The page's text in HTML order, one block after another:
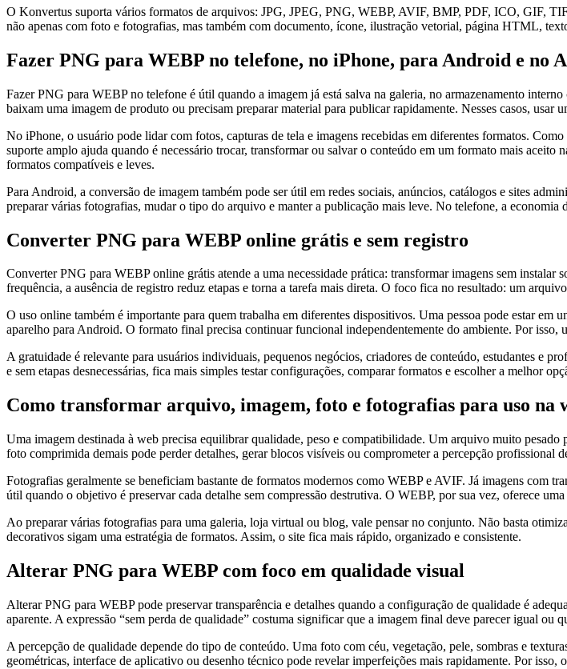
O Konvertus suporta vários formatos de arquivos: JPG, JPEG, PNG, WEBP, AVIF, BMP, PDF, ICO,
não apenas com foto e fotografias, mas também com documento, ícone, ilustração vetorial, página HTML,
Fazer PNG para WEBP no telefone, no iPhone, para Android e no
Fazer PNG para WEBP no telefone é útil quando a imagem já está salva na galeria, no armazenamento
baixam uma imagem de produto ou precisam preparar material para publicar rapidamente. Nesses casos, usar
No iPhone, o usuário pode lidar com fotos, capturas de tela e imagens recebidas em diferentes formatos.
suporte amplo ajuda quando é necessário trocar, transformar ou salvar o conteúdo em um formato mais
formatos compatíveis e leves.
Para Android, a conversão de imagem também pode ser útil em redes sociais, anúncios, catálogos e sites
preparar várias fotografias, mudar o tipo do arquivo e manter a publicação mais leve. No telefone, a
Converter PNG para WEBP online grátis e sem registro
Converter PNG para WEBP online grátis atende a uma necessidade prática: transformar imagens sem
frequência, a ausência de registro reduz etapas e torna a tarefa mais direta. O foco fica no resultado: um
O uso online também é importante para quem trabalha em diferentes dispositivos. Uma pessoa pode estar
aparelho para Android. O formato final precisa continuar funcional independentemente do ambiente. Por isso,
A gratuidade é relevante para usuários individuais, pequenos negócios, criadores de conteúdo, estudantes e
e sem etapas desnecessárias, fica mais simples testar configurações, comparar formatos e escolher a melhor
Como transformar arquivo, imagem, foto e fotografias para uso na
Uma imagem destinada à web precisa equilibrar qualidade, peso e compatibilidade. Um arquivo muito
foto comprimida demais pode perder detalhes, gerar blocos visíveis ou comprometer a percepção profissional
Fotografias geralmente se beneficiam bastante de formatos modernos como WEBP e AVIF. Já imagens com
útil quando o objetivo é preservar cada detalhe sem compressão destrutiva. O WEBP, por sua vez, oferece
Ao preparar várias fotografias para uma galeria, loja virtual ou blog, vale pensar no conjunto. Não basta
decorativos sigam uma estratégia de formatos. Assim, o site fica mais rápido, organizado e consistente.
Alterar PNG para WEBP com foco em qualidade visual
Alterar PNG para WEBP pode preservar transparência e detalhes quando a configuração de qualidade é
aparente. A expressão “sem perda de qualidade” costuma significar que a imagem final deve parecer igual ou
A percepção de qualidade depende do tipo de conteúdo. Uma foto com céu, vegetação, pele, sombras e
geométricas, interface de aplicativo ou desenho técnico pode revelar imperfeições mais rapidamente. Por